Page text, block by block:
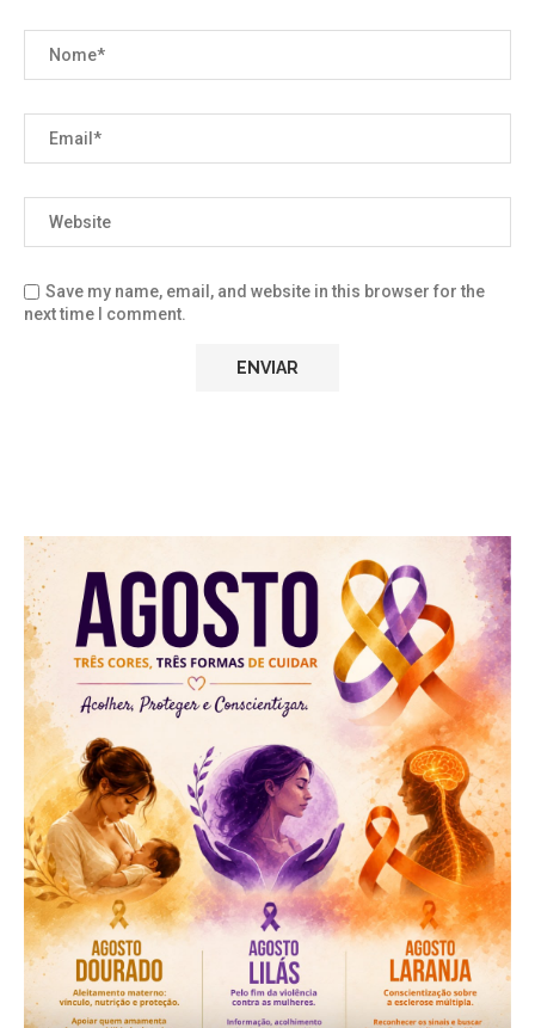
Save my name, email, and website in this browser for the
next time I comment.